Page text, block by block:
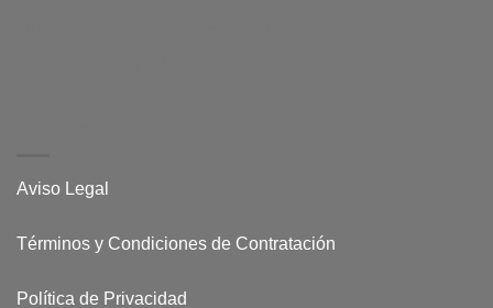
Aviso Legal
Términos y Condiciones de Contratación
Política de Privacidad